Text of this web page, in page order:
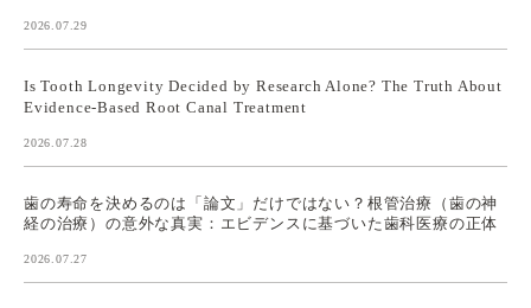
2026.07.29
Is Tooth Longevity Decided by Research Alone? The Truth About
Evidence-Based Root Canal Treatment
2026.07.28
歯の寿命を決めるのは「論文」だけではない？根管治療（歯の神
経の治療）の意外な真実：エビデンスに基づいた歯科医療の正体
2026.07.27